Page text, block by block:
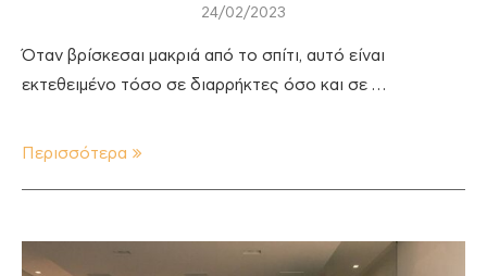
24/02/2023
Όταν βρίσκεσαι μακριά από το σπίτι, αυτό είναι
εκτεθειμένο τόσο σε διαρρήκτες όσο και σε …
Περισσότερα